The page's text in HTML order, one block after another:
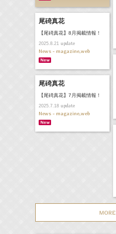
尾碕真花
【尾碕真花】8月掲載情報！
2025.8.21update
News - magazine,web
尾碕真花
【尾碕真花】7月掲載情報！
2025.7.18update
News - magazine,web